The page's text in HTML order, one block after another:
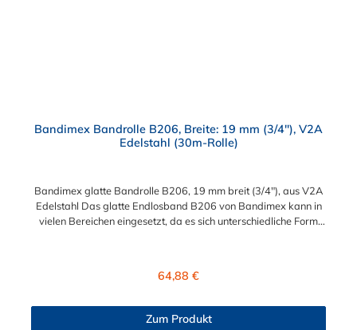
Bandimex Bandrolle B206, Breite: 19 mm (3/4"), V2A
Edelstahl (30m-Rolle)
Bandimex glatte Bandrolle B206, 19 mm breit (3/4"), aus V2A
Edelstahl Das glatte Endlosband B206 von Bandimex kann in
vielen Bereichen eingesetzt, da es sich unterschiedliche Form
Bandbreite von 19 mm (3/4") und wird als eine 30m-Rolle
dem Spann- und Abschneidewerkzeug und den passenden
Verschlüssen S156, S176, S256 und S726 in 19 mm
Regulärer Preis:
64,88 €
Zum Produkt